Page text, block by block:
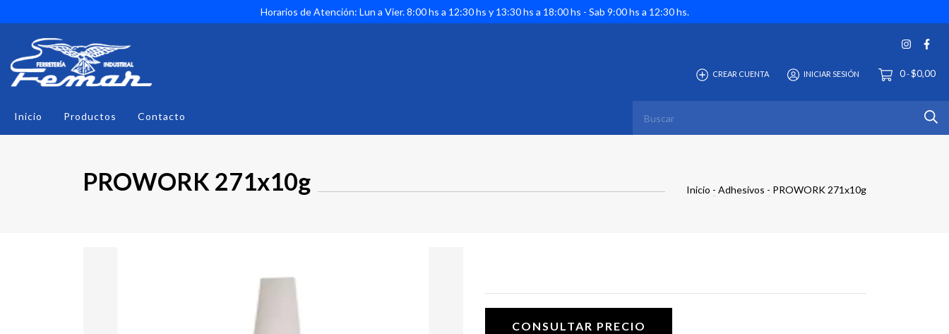
Horarios de Atención: Lun a Vier. 8:00 hs a 12:30 hs y 13:30 hs a 18:00 hs - Sab 9:00 hs a 12:30 hs.
CREAR CUENTA INICIAR SESIÓN 0-$0,00
Inicio Productos Contacto
PROWORK 271x10g Inicio - Adhesivos - PROWORK 271x10g